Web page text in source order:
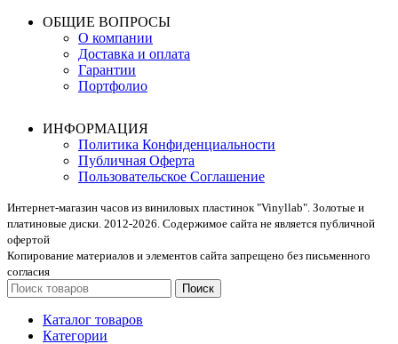
ОБЩИЕ ВОПРОСЫ
О компании
Доставка и оплата
Гарантии
Портфолио
ИНФОРМАЦИЯ
Политика Конфиденциальности
Публичная Оферта
Пользовательское Соглашение
Интернет-магазин часов из виниловых пластинок "Vinyllab". Золотые и
платиновые диски. 2012-2026. Содержимое сайта не является публичной
офертой
Копирование материалов и элементов сайта запрещено без письменного
согласия
Поиск
Каталог товаров
Категории